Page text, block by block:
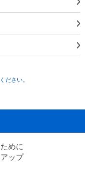
ださい。
めに
ップ